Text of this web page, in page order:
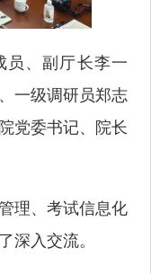
、副厅长李一
一级调研员郑志
党委书记、院长
理、考试信息化
深入交流。